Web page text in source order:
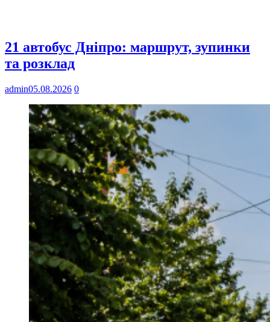
21 автобус Дніпро: маршрут, зупинки
та розклад
admin05.08.2026 0